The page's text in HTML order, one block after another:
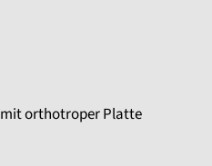
orthotroper Platte